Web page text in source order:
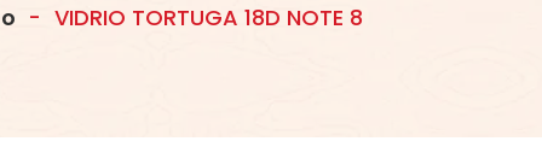
- VIDRIO TORTUGA 18D NOTE 8